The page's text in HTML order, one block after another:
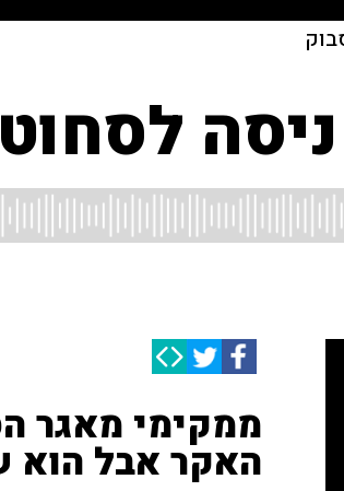
ממקימי מאגר
האקר אבל הוא